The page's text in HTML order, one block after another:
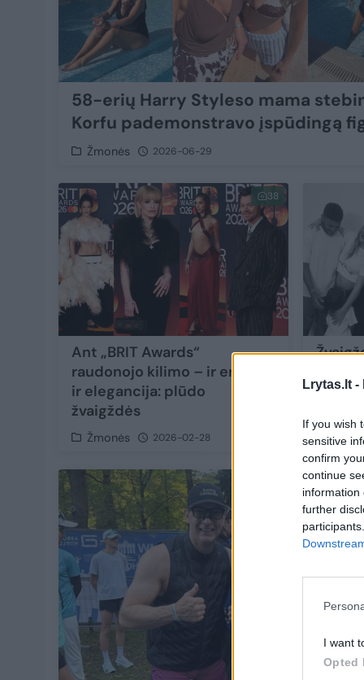
Lrytas.lt -
If you wish
sensitive
confirm
continue
information
further
I want
Opted
58-erių Harry Styleso mama
Korfu pademonstravo įspūdingą
Žmonės 2026-06-29
38
Ant „BRIT Awards“
raudonojo kilimo – ir erotika,
ir elegancija: plūdo
žvaigždės
Žmonės 2026-02-28